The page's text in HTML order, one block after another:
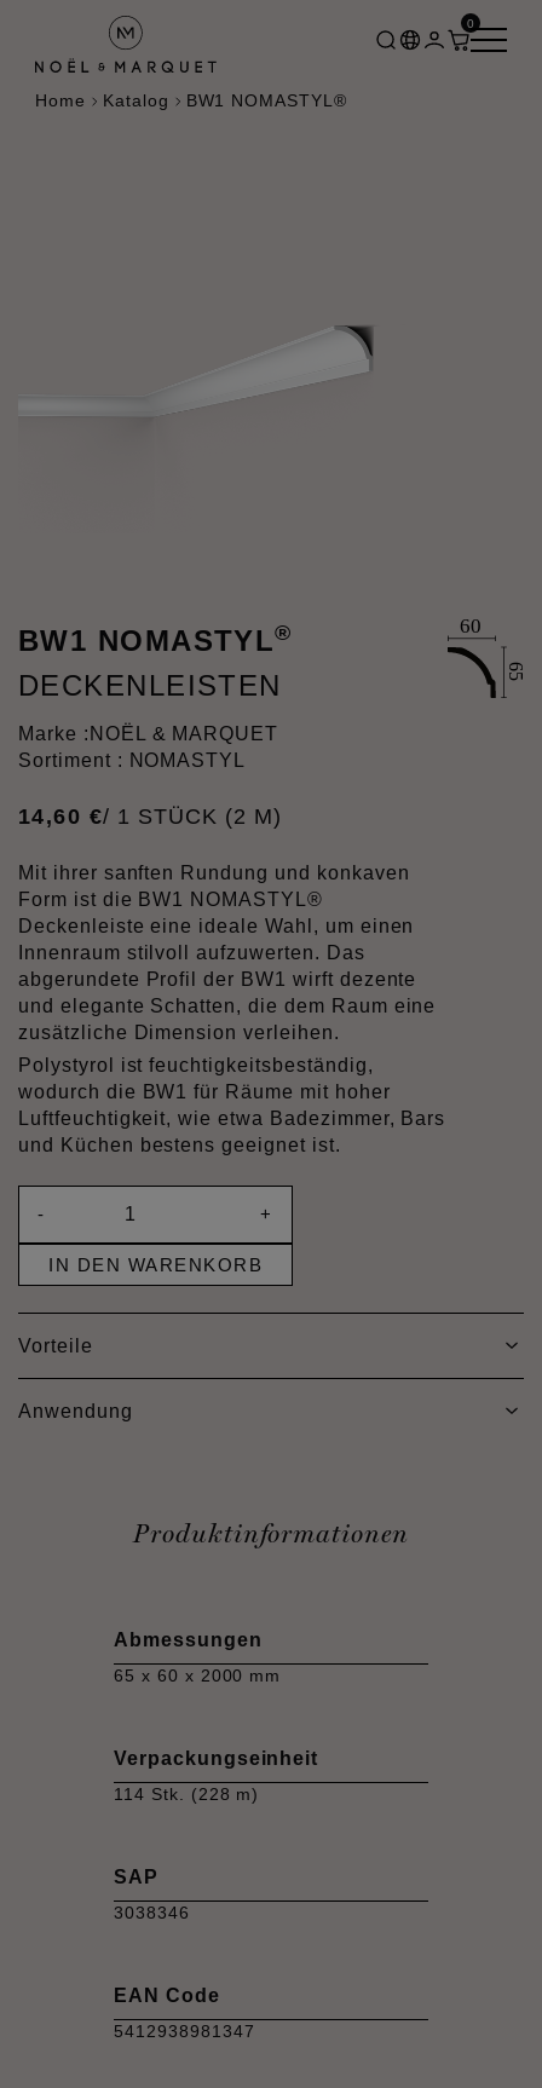
0
Home Katalog BW1 NOMASTYL®
BW1 NOMASTYL®
DECKENLEISTEN
Marke : NOËL & MARQUET
Sortiment : NOMASTYL
14,60 €/ 1 STÜCK (2 M)
Mit ihrer sanften Rundung und konkaven
Form ist die BW1 NOMASTYL®
Deckenleiste eine ideale Wahl, um einen
Innenraum stilvoll aufzuwerten. Das
abgerundete Profil der BW1 wirft dezente
und elegante Schatten, die dem Raum eine
zusätzliche Dimension verleihen.
Polystyrol ist feuchtigkeitsbeständig,
wodurch die BW1 für Räume mit hoher
Luftfeuchtigkeit, wie etwa Badezimmer, Bars
und Küchen bestens geeignet ist.
- +
IN DEN WARENKORB
Vorteile
Anwendung
Produktinformationen
Abmessungen
65 x 60 x 2000 mm
Verpackungseinheit
114 Stk. (228 m)
SAP
3038346
EAN Code
5412938981347